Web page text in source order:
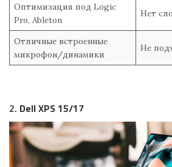
Оптимизация под Logic
Pro, Ableton
Нет
Отличные встроенные
микрофон/динамики
Не
2. Dell XPS 15/17